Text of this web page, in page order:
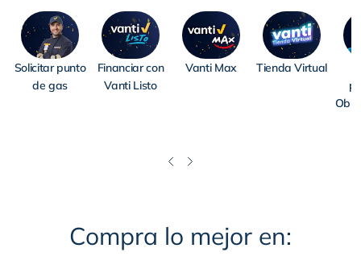
Solicitar punto
de gas
Financiar con
Vanti Listo
Vanti Max Tienda Virtual
Compra lo mejor en: